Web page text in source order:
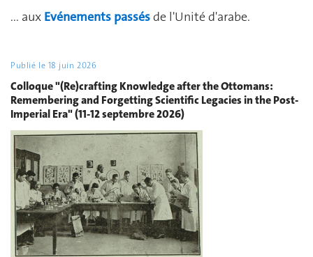
... aux Evénements passés de l'Unité d'arabe.
Publié le 18 juin 2026
Colloque "(Re)crafting Knowledge after the Ottomans:
Remembering and Forgetting Scientific Legacies in the Post-
Imperial Era" (11-12 septembre 2026)